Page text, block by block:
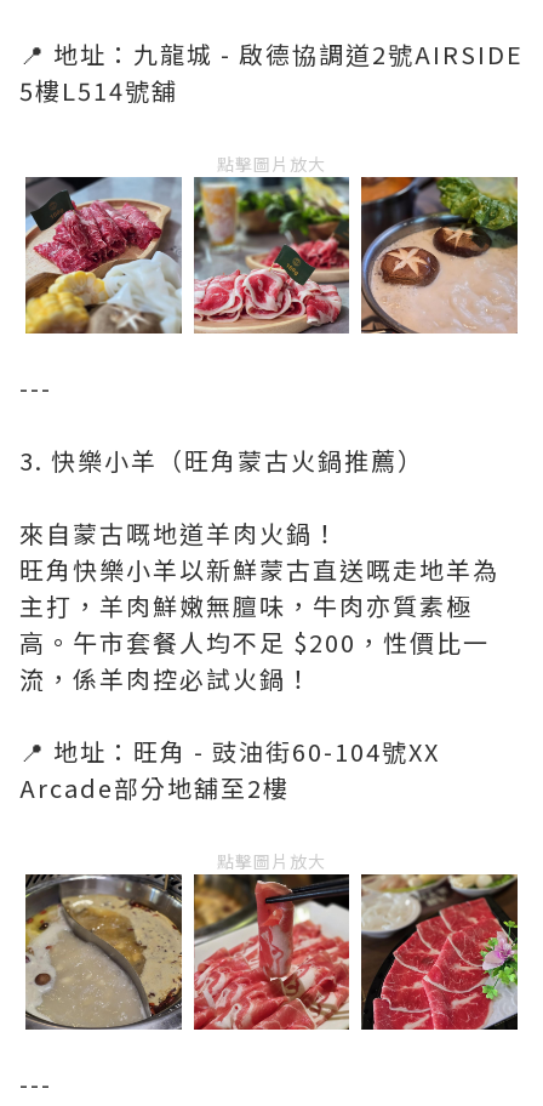
📍 地址：九龍城 - 啟德協調道2號AIRSIDE
5樓L514號舖
點擊圖片放大
---
3. 快樂小羊（旺角蒙古火鍋推薦）
來自蒙古嘅地道羊肉火鍋！
旺角快樂小羊以新鮮蒙古直送嘅走地羊為
主打，羊肉鮮嫩無膻味，牛肉亦質素極
高。午市套餐人均不足 $200，性價比一
流，係羊肉控必試火鍋！
📍 地址：旺角 - 豉油街60-104號XX
Arcade部分地舖至2樓
點擊圖片放大
---